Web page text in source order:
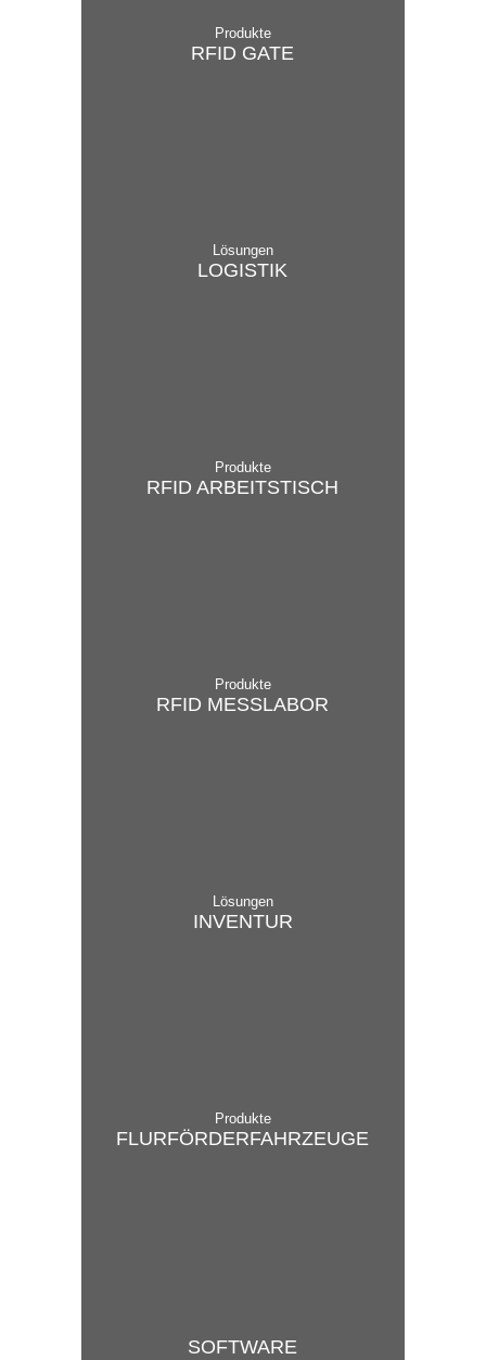
Produkte
RFID GATE
Lösungen
LOGISTIK
Produkte
RFID ARBEITS­TISCH
Produkte
RFID MESS­LABOR
Lösungen
INVENTUR
Produkte
FLUR­FÖRDER­FAHRZEUGE
SOFTWARE